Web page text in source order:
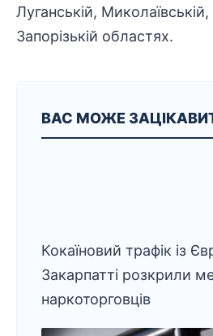
Луганській,
Запорізькій областях.
ВАС МОЖЕ
Кокаїновий трафік із
Закарпатті розкрили
наркоторговців